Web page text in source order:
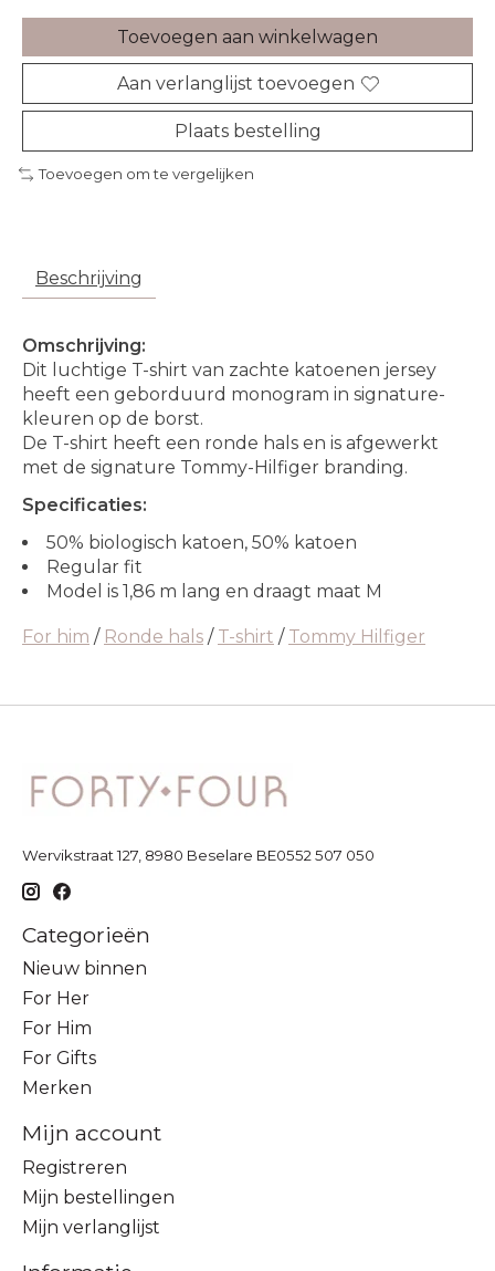
Toevoegen aan winkelwagen
Aan verlanglijst toevoegen
Plaats bestelling
Toevoegen om te vergelijken
Beschrijving
Omschrijving:
Dit luchtige T-shirt van zachte katoenen jersey
heeft een geborduurd monogram in signature-
kleuren op de borst.
De T-shirt heeft een ronde hals en is afgewerkt
met de signature Tommy-Hilfiger branding.
Specificaties:
50% biologisch katoen, 50% katoen
Regular fit
Model is 1,86 m lang en draagt maat M
For him / Ronde hals / T-shirt / Tommy Hilfiger
Wervikstraat 127, 8980 Beselare BE0552 507 050
Categorieën
Nieuw binnen
For Her
For Him
For Gifts
Merken
Mijn account
Registreren
Mijn bestellingen
Mijn verlanglijst